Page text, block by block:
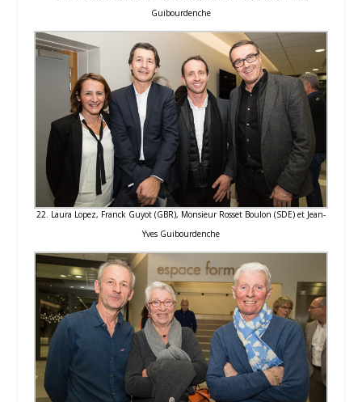
Guibourdenche
22. Laura Lopez, Franck Guyot (GBR), Monsieur Rosset Boulon (SDE) et Jean-
Yves Guibourdenche